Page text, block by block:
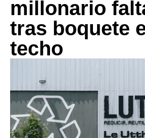
millonario
tras boquete
techo